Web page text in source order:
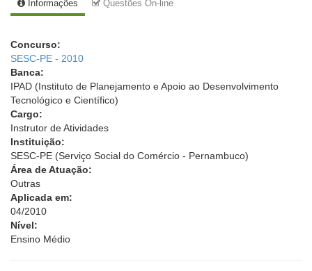
Informações Questões On-line
Concurso:
SESC-PE - 2010
Banca:
IPAD (Instituto de Planejamento e Apoio ao Desenvolvimento
Tecnológico e Científico)
Cargo:
Instrutor de Atividades
Instituição:
SESC-PE (Serviço Social do Comércio - Pernambuco)
Área de Atuação:
Outras
Aplicada em:
04/2010
Nível:
Ensino Médio